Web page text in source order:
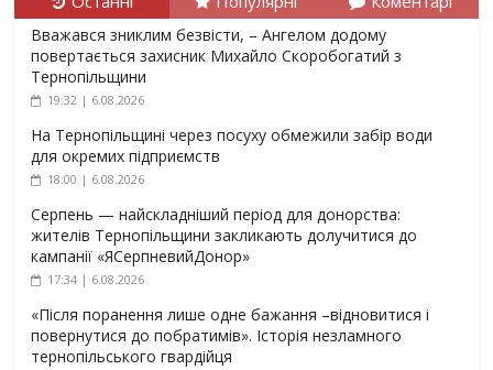
Вважався зниклим безвісти, – Ангелом додому
повертається захисник Михайло Скоробогатий з
Тернопільщини
19:32 | 6.08.2026
На Тернопільщині через посуху обмежили забір води
для окремих підприємств
18:00 | 6.08.2026
Серпень — найскладніший період для донорства:
жителів Тернопільщини закликають долучитися до
кампанії «ЯСерпневийДонор»
17:34 | 6.08.2026
«Після поранення лише одне бажання –відновитися і
повернутися до побратимів». Історія незламного
тернопільського гвардійця